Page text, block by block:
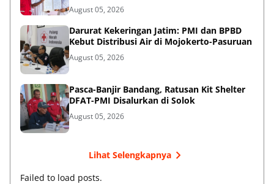
August 05, 2026
Darurat Kekeringan Jatim: PMI dan BPBD
Kebut Distribusi Air di Mojokerto-Pasuruan
August 05, 2026
Pasca-Banjir Bandang, Ratusan Kit Shelter
DFAT-PMI Disalurkan di Solok
August 05, 2026
Lihat Selengkapnya
Failed to load posts.